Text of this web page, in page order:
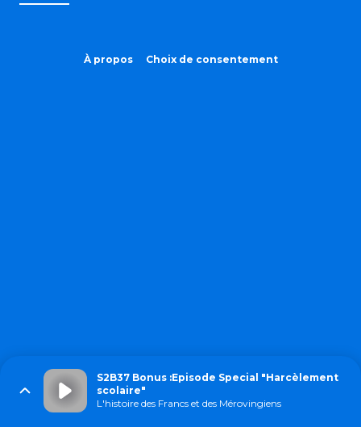
À propos Choix de consentement
S2B37 Bonus :Episode Special "Harcèlement
scolaire"
L'histoire des Francs et des Mérovingiens